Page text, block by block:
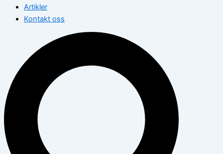
Artikler
Kontakt oss